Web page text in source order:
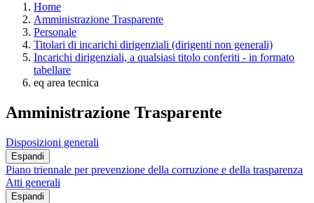
Home
Amministrazione Trasparente
Personale
Titolari di incarichi dirigenziali (dirigenti non generali)
Incarichi dirigenziali, a qualsiasi titolo conferiti - in formato
tabellare
eq area tecnica
Amministrazione Trasparente
Disposizioni generali
Espandi
Piano triennale per prevenzione della corruzione e della trasparenza
Atti generali
Espandi